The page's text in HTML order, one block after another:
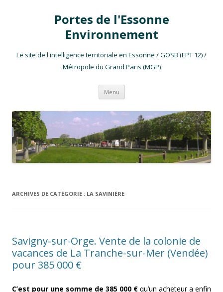
Portes de l'Essonne
Environnement
Le site de l'intelligence territoriale en Essonne / GOSB (EPT 12) /
Métropole du Grand Paris (MGP)
Menu Aller au contenu
ARCHIVES DE CATÉGORIE : LA SAVINIÈRE
Savigny-sur-Orge. Vente de la colonie de
vacances de La Tranche-sur-Mer (Vendée)
pour 385 000 €
C’est pour une somme de 385 000 € qu’un acheteur a enfin